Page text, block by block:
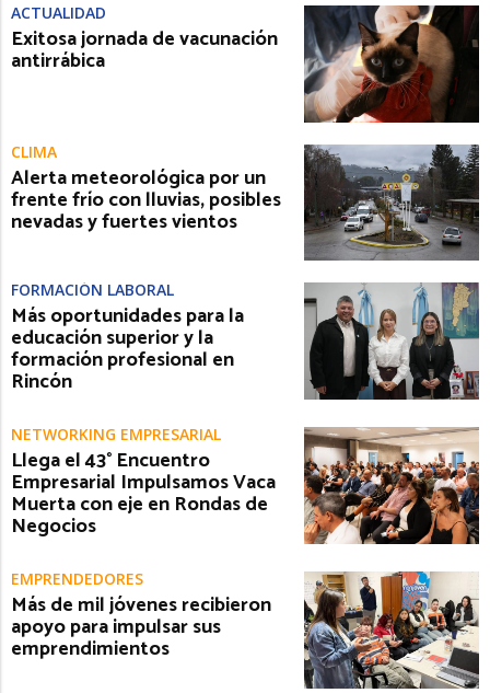
ACTUALIDAD
Exitosa jornada de vacunación
antirrábica
CLIMA
Alerta meteorológica por un
frente frío con lluvias, posibles
nevadas y fuertes vientos
FORMACIÓN LABORAL
Más oportunidades para la
educación superior y la
formación profesional en
Rincón
NETWORKING EMPRESARIAL
Llega el 43° Encuentro
Empresarial Impulsamos Vaca
Muerta con eje en Rondas de
Negocios
EMPRENDEDORES
Más de mil jóvenes recibieron
apoyo para impulsar sus
emprendimientos